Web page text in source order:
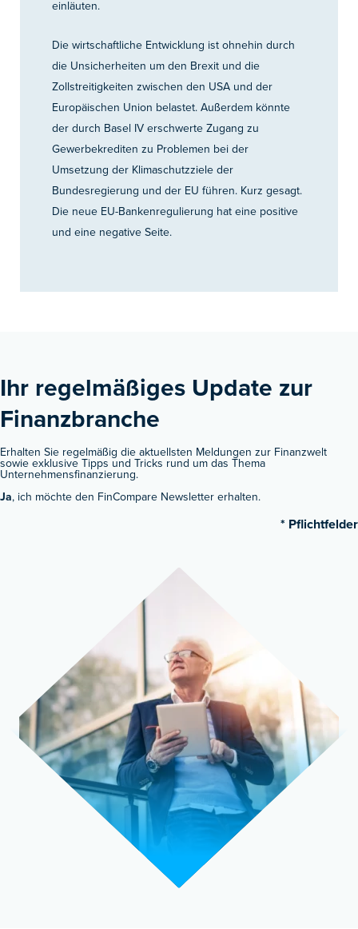
einläuten.
Die wirtschaftliche Entwicklung ist ohnehin durch
die Unsicherheiten um den Brexit und die
Zollstreitigkeiten zwischen den USA und der
Europäischen Union belastet. Außerdem könnte
der durch Basel IV erschwerte Zugang zu
Gewerbekrediten zu Problemen bei der
Umsetzung der Klimaschutzziele der
Bundesregierung und der EU führen. Kurz gesagt.
Die neue EU-Bankenregulierung hat eine positive
und eine negative Seite.
Ihr regelmäßiges Update zur
Finanzbranche ​
Erhalten Sie regelmäßig die aktuellsten Meldungen zur Finanzwelt
sowie exklusive Tipps und Tricks rund um das Thema
Unternehmensfinanzierung.
Ja, ich möchte den FinCompare Newsletter erhalten.
* Pflichtfelder